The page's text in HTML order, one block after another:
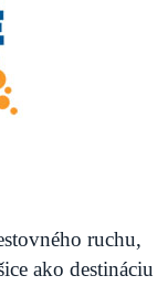
ruchu,
ako destináciu